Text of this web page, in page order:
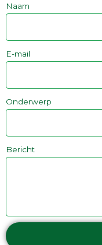
Naam
E-mail
Onderwerp
Bericht